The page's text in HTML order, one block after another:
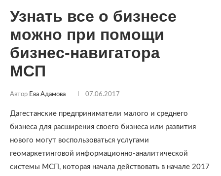
Узнать все о бизнесе
можно при помощи
бизнес-навигатора
МСП
Автор Ева Адамова 07.06.2017
Дагестанские предприниматели малого и среднего
бизнеса для расширения своего бизнеса или развития
нового могут воспользоваться услугами
геомаркетинговой информационно-аналитической
системы МСП, которая начала действовать в начале 2017